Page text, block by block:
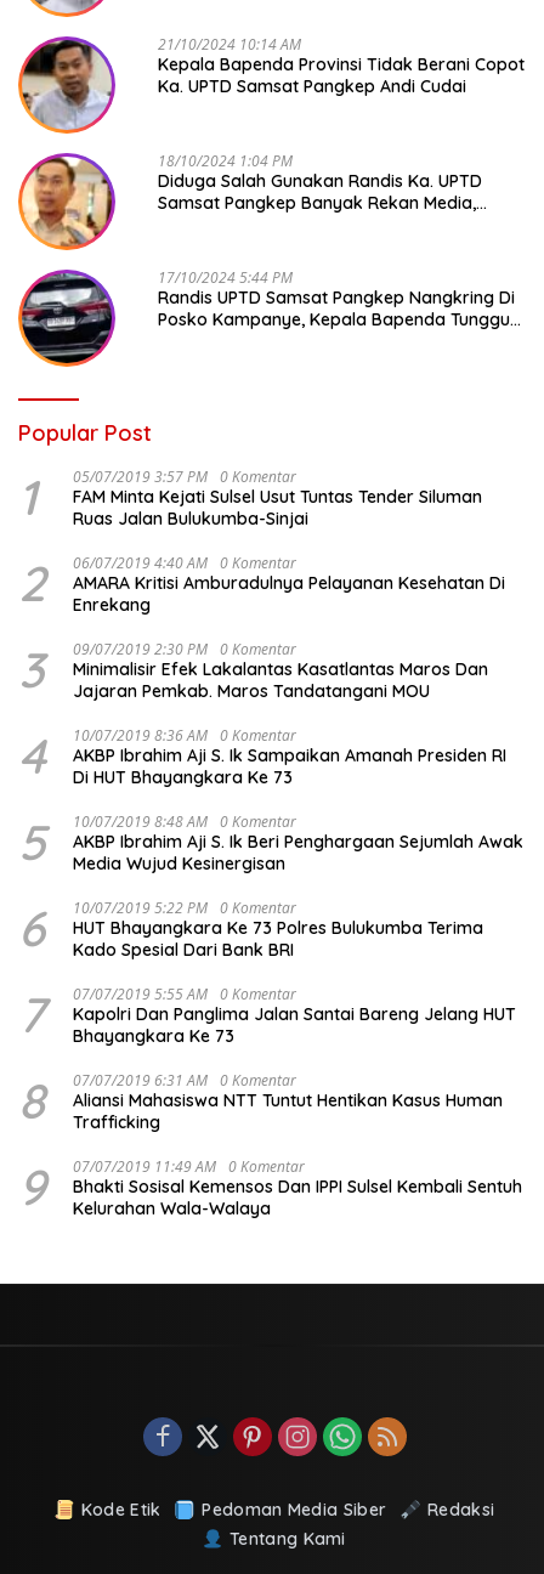
21/10/2024 10:14 AM
Kepala Bapenda Provinsi Tidak Berani Copot
Ka. UPTD Samsat Pangkep Andi Cudai
18/10/2024 1:04 PM
Diduga Salah Gunakan Randis Ka. UPTD
Samsat Pangkep Banyak Rekan Media,
17/10/2024 5:44 PM
Randis UPTD Samsat Pangkep Nangkring Di
Posko Kampanye, Kepala Bapenda Tunggu
Popular Post
1 05/07/2019 3:57 PM 0 Komentar
FAM Minta Kejati Sulsel Usut Tuntas Tender Siluman
Ruas Jalan Bulukumba-Sinjai
2 06/07/2019 4:40 AM 0 Komentar
AMARA Kritisi Amburadulnya Pelayanan Kesehatan Di
Enrekang
3 09/07/2019 2:30 PM 0 Komentar
Minimalisir Efek Lakalantas Kasatlantas Maros Dan
Jajaran Pemkab. Maros Tandatangani MOU
4 10/07/2019 8:36 AM 0 Komentar
AKBP Ibrahim Aji S. Ik Sampaikan Amanah Presiden RI
Di HUT Bhayangkara Ke 73
5 10/07/2019 8:48 AM 0 Komentar
AKBP Ibrahim Aji S. Ik Beri Penghargaan Sejumlah Awak
Media Wujud Kesinergisan
6 10/07/2019 5:22 PM 0 Komentar
HUT Bhayangkara Ke 73 Polres Bulukumba Terima
Kado Spesial Dari Bank BRI
7 07/07/2019 5:55 AM 0 Komentar
Kapolri Dan Panglima Jalan Santai Bareng Jelang HUT
Bhayangkara Ke 73
8 07/07/2019 6:31 AM 0 Komentar
Aliansi Mahasiswa NTT Tuntut Hentikan Kasus Human
Trafficking
9 07/07/2019 11:49 AM 0 Komentar
Bhakti Sosisal Kemensos Dan IPPI Sulsel Kembali Sentuh
Kelurahan Wala-Walaya
Kode Etik Pedoman Media Siber
Redaksi
Tentang Kami